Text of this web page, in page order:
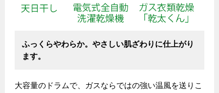
ふっくらやわらか。やさしい肌ざわりに仕上がり
ます。
大容量のドラムで、ガスならではの強い温風を送りこ